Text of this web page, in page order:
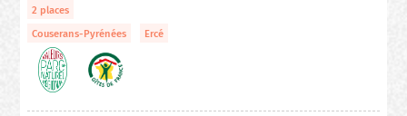
2 places
Couserans-Pyrénées
Ercé